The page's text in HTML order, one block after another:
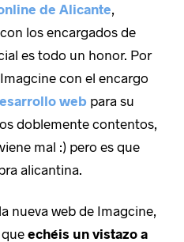
de Alicante,
los encargados de
es todo un honor. Por
con el encargo
web para su
doblemente contentos,
mal :) pero es que
alicantina.
nueva web de Imagcine,
queechéis un vistazo a